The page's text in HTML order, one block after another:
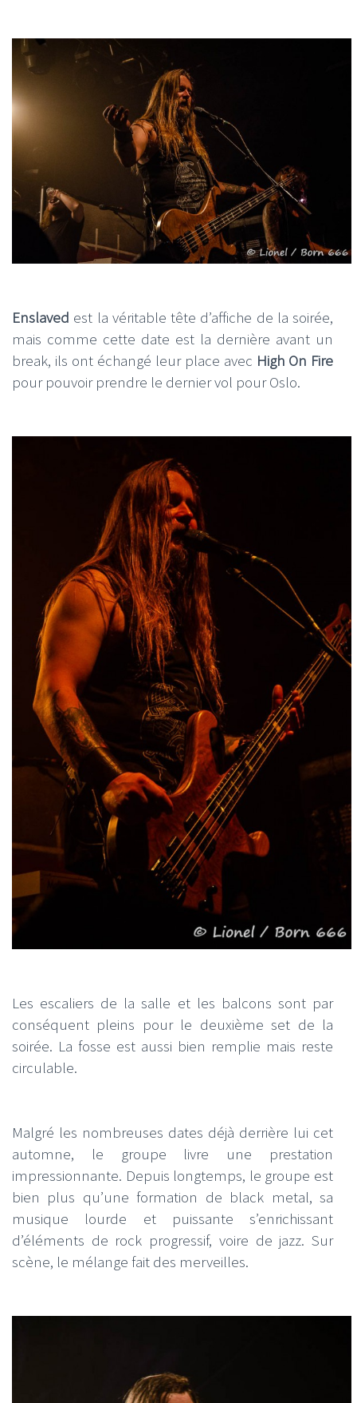
Enslaved est la véritable tête d’affiche de la soirée,
mais comme cette date est la dernière avant un
break, ils ont échangé leur place avec High On Fire
pour pouvoir prendre le dernier vol pour Oslo.
Les escaliers de la salle et les balcons sont par
conséquent pleins pour le deuxième set de la
soirée. La fosse est aussi bien remplie mais reste
circulable.
Malgré les nombreuses dates déjà derrière lui cet
automne, le groupe livre une prestation
impressionnante. Depuis longtemps, le groupe est
bien plus qu’une formation de black metal, sa
musique lourde et puissante s’enrichissant
d’éléments de rock progressif, voire de jazz. Sur
scène, le mélange fait des merveilles.